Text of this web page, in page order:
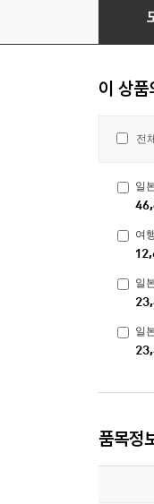
일본어
이 상품
전체
일
여
일
일
품목정